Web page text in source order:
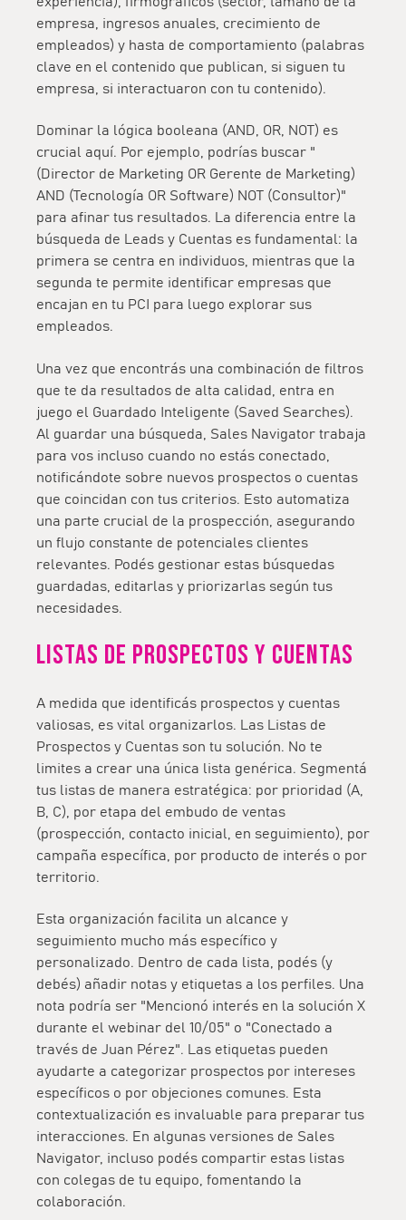
empresa, ingresos anuales, crecimiento de
empleados) y hasta de comportamiento (palabras
clave en el contenido que publican, si siguen tu
empresa, si interactuaron con tu contenido).
Dominar la lógica booleana (AND, OR, NOT) es
crucial aquí. Por ejemplo, podrías buscar "
(Director de Marketing OR Gerente de Marketing)
AND (Tecnología OR Software) NOT (Consultor)"
para afinar tus resultados. La diferencia entre la
búsqueda de Leads y Cuentas es fundamental: la
primera se centra en individuos, mientras que la
segunda te permite identificar empresas que
encajan en tu PCI para luego explorar sus
empleados.
Una vez que encontrás una combinación de filtros
que te da resultados de alta calidad, entra en
juego el Guardado Inteligente (Saved Searches).
Al guardar una búsqueda, Sales Navigator trabaja
para vos incluso cuando no estás conectado,
notificándote sobre nuevos prospectos o cuentas
que coincidan con tus criterios. Esto automatiza
una parte crucial de la prospección, asegurando
un flujo constante de potenciales clientes
relevantes. Podés gestionar estas búsquedas
guardadas, editarlas y priorizarlas según tus
necesidades.
Listas de prospectos y cuentas
A medida que identificás prospectos y cuentas
valiosas, es vital organizarlos. Las Listas de
Prospectos y Cuentas son tu solución. No te
limites a crear una única lista genérica. Segmentá
tus listas de manera estratégica: por prioridad (A,
B, C), por etapa del embudo de ventas
(prospección, contacto inicial, en seguimiento), por
campaña específica, por producto de interés o por
territorio.
Esta organización facilita un alcance y
seguimiento mucho más específico y
personalizado. Dentro de cada lista, podés (y
debés) añadir notas y etiquetas a los perfiles. Una
nota podría ser "Mencionó interés en la solución X
durante el webinar del 10/05" o "Conectado a
través de Juan Pérez". Las etiquetas pueden
ayudarte a categorizar prospectos por intereses
específicos o por objeciones comunes. Esta
contextualización es invaluable para preparar tus
interacciones. En algunas versiones de Sales
Navigator, incluso podés compartir estas listas
con colegas de tu equipo, fomentando la
colaboración.